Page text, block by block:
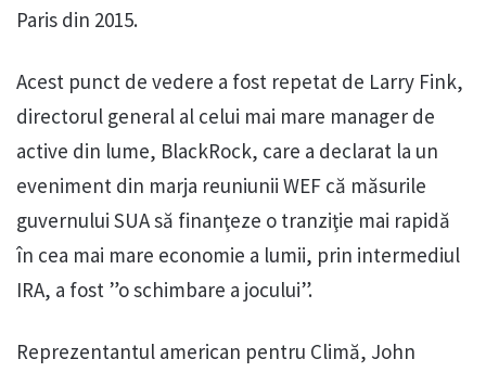
Paris din 2015.
Acest punct de vedere a fost repetat de Larry Fink,
directorul general al celui mai mare manager de
active din lume, BlackRock, care a declarat la un
eveniment din marja reuniunii WEF că măsurile
guvernului SUA să finanţeze o tranziţie mai rapidă
în cea mai mare economie a lumii, prin intermediul
IRA, a fost ”o schimbare a jocului”.
Reprezentantul american pentru Climă, John